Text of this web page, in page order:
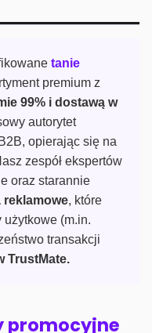
tanie
premium z
99% i dostawą w
autorytet
opierając się na
zespół ekspertów
oraz starannie
reklamowe, które
użytkowe (m.in.
transakcji
TrustMate.
promocyjne